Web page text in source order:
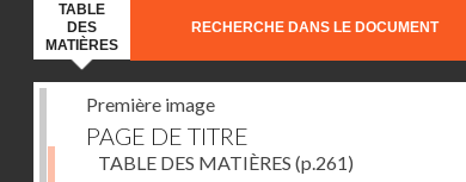
TABLE
DES
MATIÈRES
RECHERCHE DANS LE DOCUMENT
Première image
PAGE DE TITRE
TABLE DES MATIÈRES (p.261)